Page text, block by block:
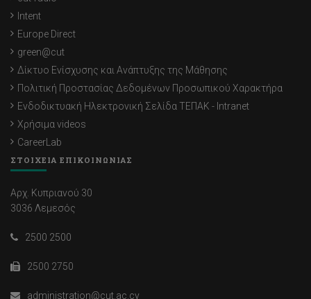
Intent
Europe Direct
green@cut
Δίκτυο Ενίσχυσης και Ανάπτυξης της Μάθησης
Πολιτική Προστασίας Δεδομένων Προσωπικού Χαρακτήρα
Ενδοδικτυακή Ηλεκτρονική Σελίδα ΤΕΠΑΚ - Intranet
Χρήσιμα videos
CareerLab
ΣΤΟΙΧΕΙΑ ΕΠΙΚΟΙΝΩΝΙΑΣ
Αρχ. Κυπριανού 30
3036 Λεμεσός
2500 2500
2500 2750
administration@cut.ac.cy